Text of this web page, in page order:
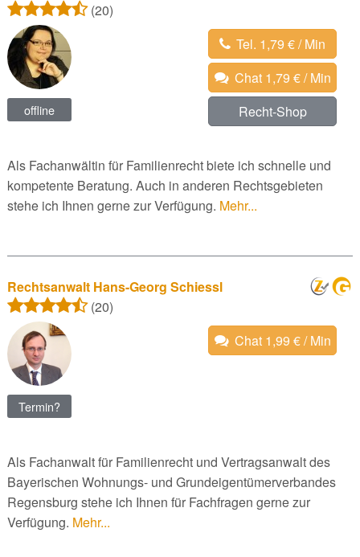
(20)
offline
Tel. 1,79 € / Min
Chat 1,79 € / Min
Recht-Shop
Als Fachanwältin für Familienrecht biete ich schnelle und
kompetente Beratung. Auch in anderen Rechtsgebieten
stehe ich Ihnen gerne zur Verfügung. Mehr...
Rechtsanwalt Hans-Georg Schiessl
(20)
Termin?
Chat 1,99 € / Min
Als Fachanwalt für Familienrecht und Vertragsanwalt des
Bayerischen Wohnungs- und Grundeigentümerverbandes
Regensburg stehe ich Ihnen für Fachfragen gerne zur
Verfügung. Mehr...